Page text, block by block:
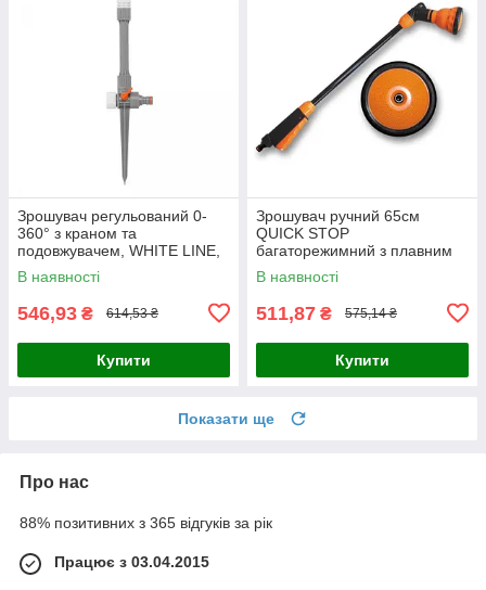
Зрошувач регульований 0-
360° з краном та
подовжувачем, WHITE LINE,
WL-Z07
В наявності
546,93 ₴ 614,53 ₴
Купити
Зрошувач ручний 65см
QUICK STOP
багаторежимний з плавним
перемиканням, BLACK LINE,
ECO-4445
В наявності
511,87 ₴ 575,14 ₴
Купити
Показати ще
Про нас
88% позитивних з 365 відгуків за рік
Працює з 03.04.2015